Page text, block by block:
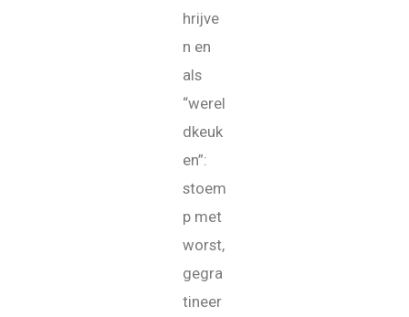
hrijve
n en
als
“werel
dkeuk
en”:
stoem
p met
worst,
gegra
tineer